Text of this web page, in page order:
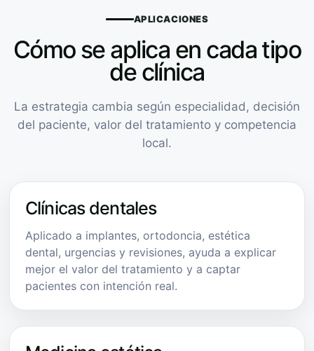
APLICACIONES
Cómo se aplica en cada tipo
de clínica
La estrategia cambia según especialidad, decisión
del paciente, valor del tratamiento y competencia
local.
Clínicas dentales
Aplicado a implantes, ortodoncia, estética
dental, urgencias y revisiones, ayuda a explicar
mejor el valor del tratamiento y a captar
pacientes con intención real.